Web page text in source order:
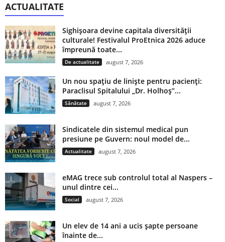
ACTUALITATE
Sighișoara devine capitala diversității
culturale! Festivalul ProEtnica 2026 aduce
împreună toate...
De actualitate august 7, 2026
Un nou spațiu de liniște pentru pacienți:
Paraclisul Spitalului „Dr. Holhoș”...
Sănătate august 7, 2026
Sindicatele din sistemul medical pun
presiune pe Guvern: noul model de...
Actualitate august 7, 2026
eMAG trece sub controlul total al Naspers –
unul dintre cei...
Social august 7, 2026
Un elev de 14 ani a ucis șapte persoane
înainte de...